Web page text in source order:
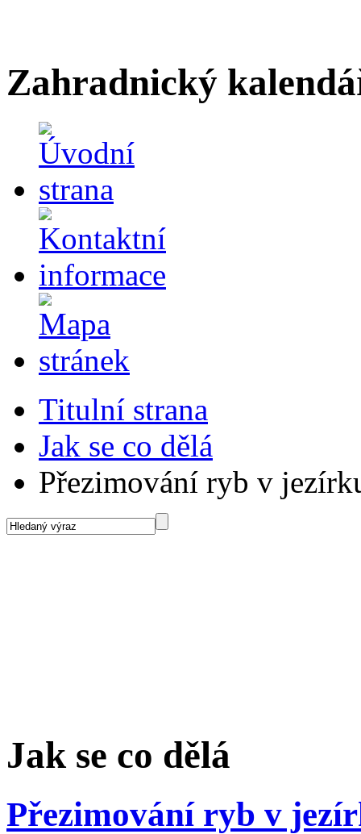
Zahradnický
Titulní strana
Jak se co dělá
Přezimování ryb v
Jak se co dělá
Přezimování ryb v